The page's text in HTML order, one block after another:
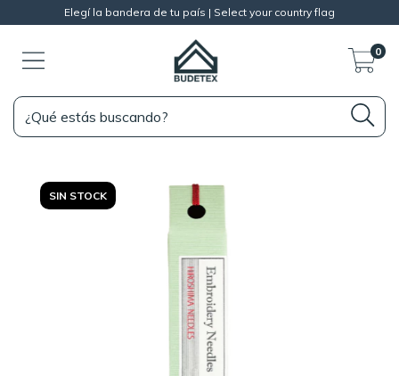
Elegí la bandera de tu país | Select your country flag
0
SIN STOCK